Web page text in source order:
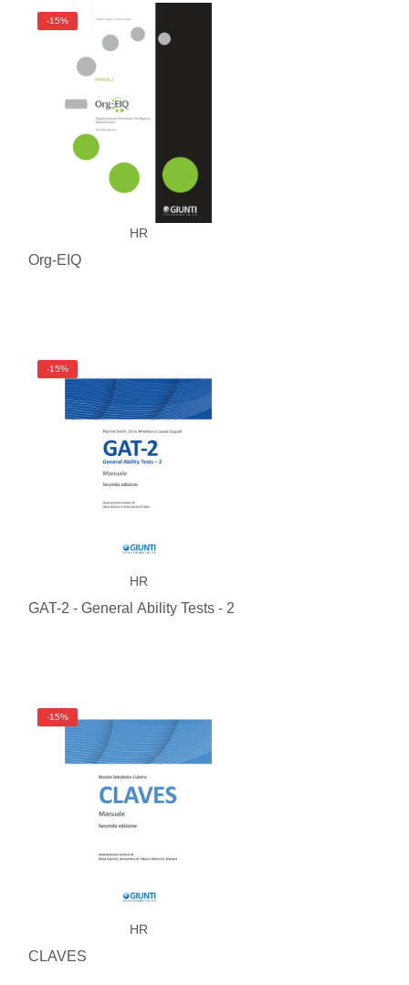
HR
-15%
Org-EIQ
HR
-15%
GAT-2 - General Ability Tests - 2
HR
-15%
CLAVES